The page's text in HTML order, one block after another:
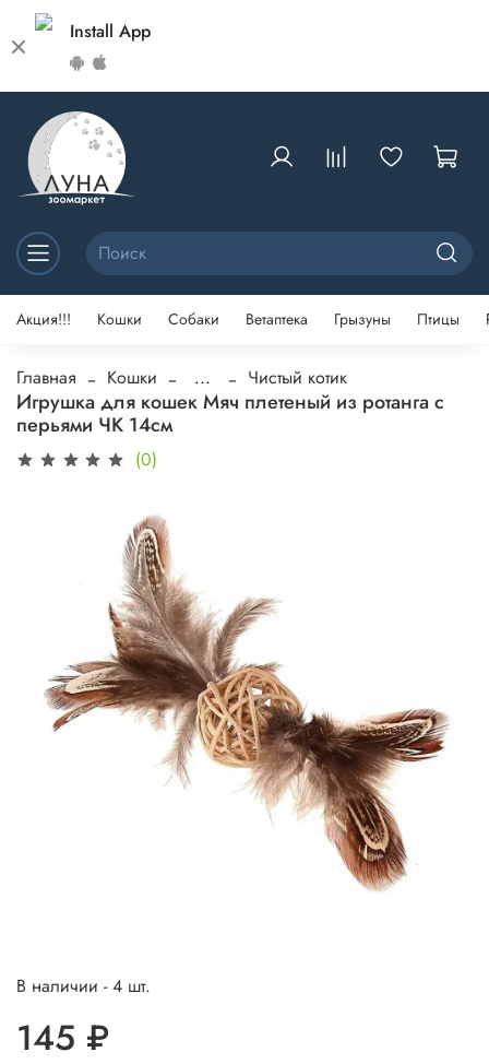
Install App
Акция!!! Кошки Собаки Ветаптека Грызуны Птицы
Главная Кошки ... Чистый котик
Игрушка для кошек Мяч плетеный из ротанга с
перьями ЧК 14см
(0)
В наличии - 4 шт.
145 ₽